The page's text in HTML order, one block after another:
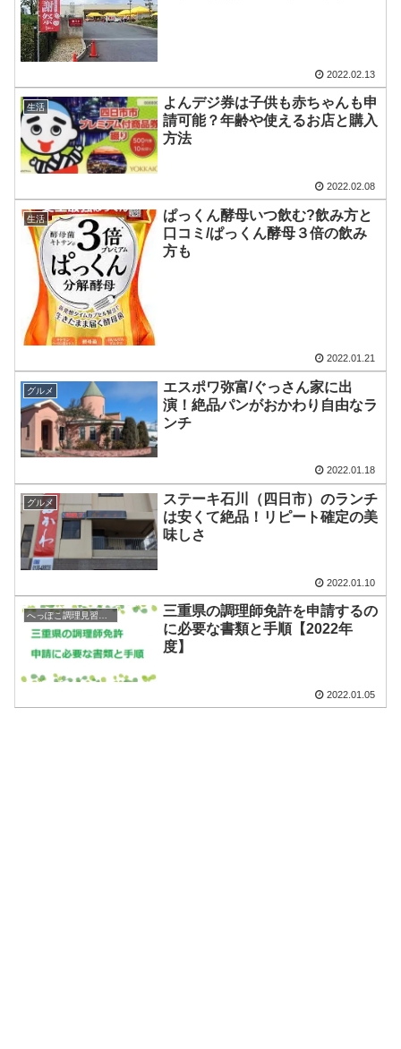
2022.02.13
生活
よんデジ券は子供も赤ちゃんも申
請可能？年齢や使えるお店と購入
方法
2022.02.08
生活
ぱっくん酵母いつ飲む?飲み方と
口コミ/ぱっくん酵母３倍の飲み
方も
2022.01.21
グルメ
エスポワ弥富/ぐっさん家に出
演！絶品パンがおかわり自由なラ
ンチ
2022.01.18
グルメ
ステーキ石川（四日市）のランチ
は安くて絶品！リピート確定の美
味しさ
2022.01.10
三重県の調理師免許を申請するの
に必要な書類と手順【2022年
度】
2022.01.05